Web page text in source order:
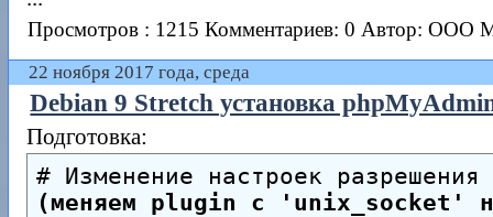
Просмотров : 1215 Комментариев: 0 Автор: ООО
22 ноября 2017 года, среда
Debian 9 Stretch установка
Подготовка:
# Изменение настроек
(меняем plugin с 'unix_socket'